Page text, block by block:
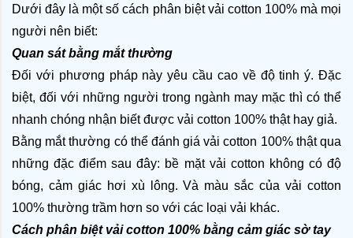
Dưới đây là một số cách phân biệt vải cotton 100% mà mọi
người nên biết:
Quan sát bằng mắt thường
Đối với phương pháp này yêu cầu cao về độ tinh ý. Đặc
biệt, đối với những người trong ngành may mặc thì có thể
nhanh chóng nhận biết được vải cotton 100% thật hay giả.
Bằng mắt thường có thể đánh giá vải cotton 100% thật qua
những đặc điểm sau đây: bề mặt vải cotton không có độ
bóng, cảm giác hơi xù lông. Và màu sắc của vải cotton
100% thường trầm hơn so với các loại vải khác.
Cách phân biệt vải cotton 100% bằng cảm giác sờ tay